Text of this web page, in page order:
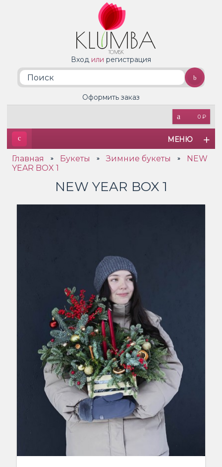
Вход или регистрация
0 ₽
Оформить заказ
МЕНЮ
Главная » Букеты » Зимние букеты »
NEW
YEAR BOX 1
NEW YEAR BOX 1